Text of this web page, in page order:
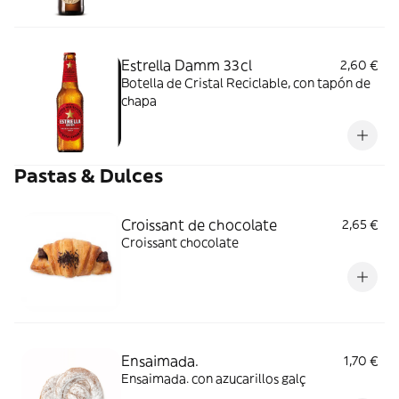
Estrella Damm 33cl
2,60 €
Botella de Cristal Reciclable, con tapón de
chapa
Pastas & Dulces
Croissant de chocolate
2,65 €
Croissant chocolate
Ensaimada.
1,70 €
Ensaimada. con azucarillos galç